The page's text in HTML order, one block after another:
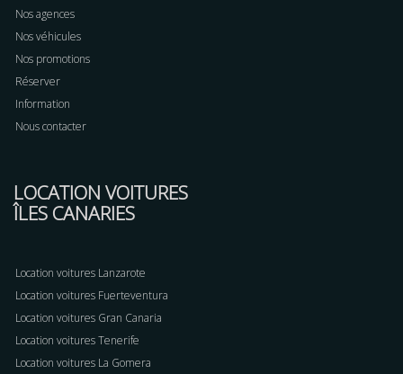
Nos agences
Nos véhicules
Nos promotions
Réserver
Information
Nous contacter
LOCATION VOITURES
ÎLES CANARIES
Location voitures Lanzarote
Location voitures Fuerteventura
Location voitures Gran Canaria
Location voitures Tenerife
Location voitures La Gomera